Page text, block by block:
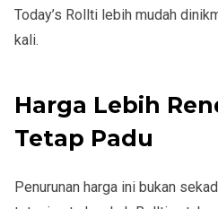
Today’s Rollti lebih mudah
kali.
Harga Lebih
Tetap Padu
Penurunan harga ini bukan